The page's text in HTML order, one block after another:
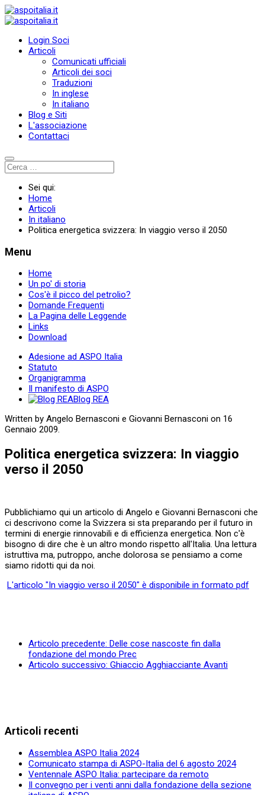
Login Soci
Articoli
Comunicati ufficiali
Articoli dei soci
Traduzioni
In inglese
In italiano
Blog e Siti
L'associazione
Contattaci
Sei qui:
Home
Articoli
In italiano
Politica energetica svizzera: In viaggio verso il 2050
Menu
Home
Un po' di storia
Cos'è il picco del petrolio?
Domande Frequenti
La Pagina delle Leggende
Links
Download
Adesione ad ASPO Italia
Statuto
Organigramma
Il manifesto di ASPO
Blog REA
Written by Angelo Bernasconi e Giovanni Bernasconi on 16
Gennaio 2009.
Politica energetica svizzera: In viaggio
verso il 2050
Pubblichiamo qui un articolo di Angelo e Giovanni Bernasconi che
ci descrivono come la Svizzera si sta preparando per il futuro in
termini di energie rinnovabili e di efficienza energetica. Non c'è
bisogno di dire che è un altro mondo rispetto all'Italia. Una lettura
istruttiva ma, putroppo, anche dolorosa se pensiamo a come
siamo ridotti qui da noi.
L'articolo "In viaggio verso il 2050" è disponibile in formato pdf
Articolo precedente: Delle cose nascoste fin dalla
fondazione del mondo Prec
Articolo successivo: Ghiaccio Agghiacciante Avanti
Articoli recenti
Assemblea ASPO Italia 2024
Comunicato stampa di ASPO-Italia del 6 agosto 2024
Ventennale ASPO Italia: partecipare da remoto
Il convegno per i venti anni dalla fondazione della sezione